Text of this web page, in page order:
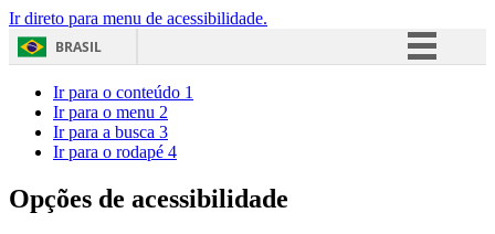
Ir direto para menu de acessibilidade.
BRASIL
Acesso à informação
Ir para o conteúdo 1
Ir para o menu 2
Ir para a busca 3
Ir para o rodapé 4
Opções de acessibilidade